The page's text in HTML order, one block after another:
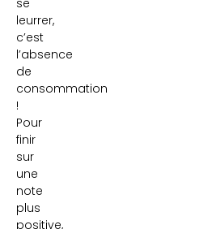
se
leurrer,
c’est
l’absence
de
consommation
!
Pour
finir
sur
une
note
plus
positive,